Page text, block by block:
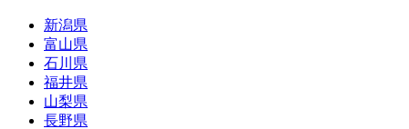
新潟県
富山県
石川県
福井県
山梨県
長野県